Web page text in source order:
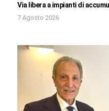
Via libera a impianti di
7 Agosto 2026